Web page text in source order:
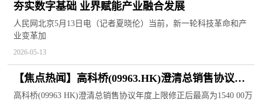
夯实数字基础 业界赋能产业融合发展
人民网北京5月13日电（记者夏晓伦）当前，新一轮科技革命和产
业变革加
2026-05-13
【焦点热闻】高科桥(09963.HK)澄清总销售协议年
度上限 修正后最高为1540.00万元
高科桥(09963 HK)澄清总销售协议年度上限修正后最高为1540 00万